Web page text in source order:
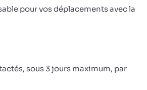
pour vos déplacements avec la
sous 3 jours maximum, par